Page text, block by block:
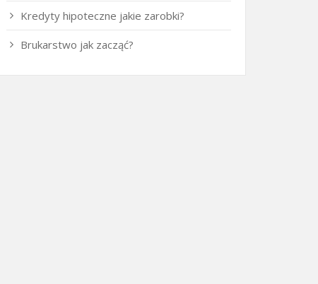
Kredyty hipoteczne jakie zarobki?
Brukarstwo jak zacząć?